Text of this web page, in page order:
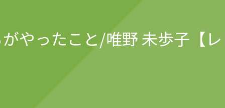
やったこと/唯野 未歩子【レ